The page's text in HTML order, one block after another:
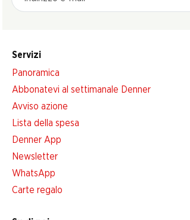
Servizi
Panoramica
Abbonatevi al settimanale Denner
Avviso azione
Lista della spesa
Denner App
Newsletter
WhatsApp
Carte regalo